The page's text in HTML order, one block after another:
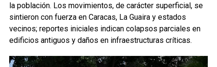
la población. Los movimientos, de carácter superficial, se
sintieron con fuerza en Caracas, La Guaira y estados
vecinos; reportes iniciales indican colapsos parciales en
edificios antiguos y daños en infraestructuras críticas.